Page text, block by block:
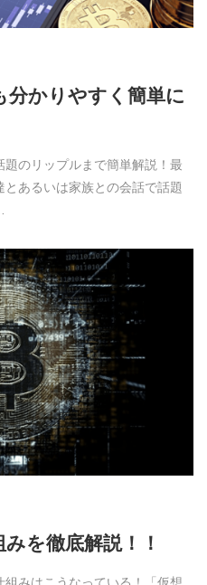
分かりやすく簡単に
のリップルまで簡単解説！最
あるいは家族との会話で話題
を徹底解説！！